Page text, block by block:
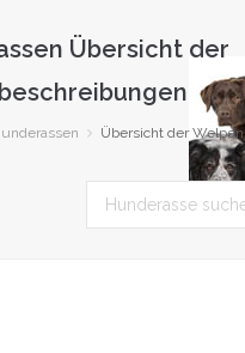
Übersicht der
Übersicht der Welpen